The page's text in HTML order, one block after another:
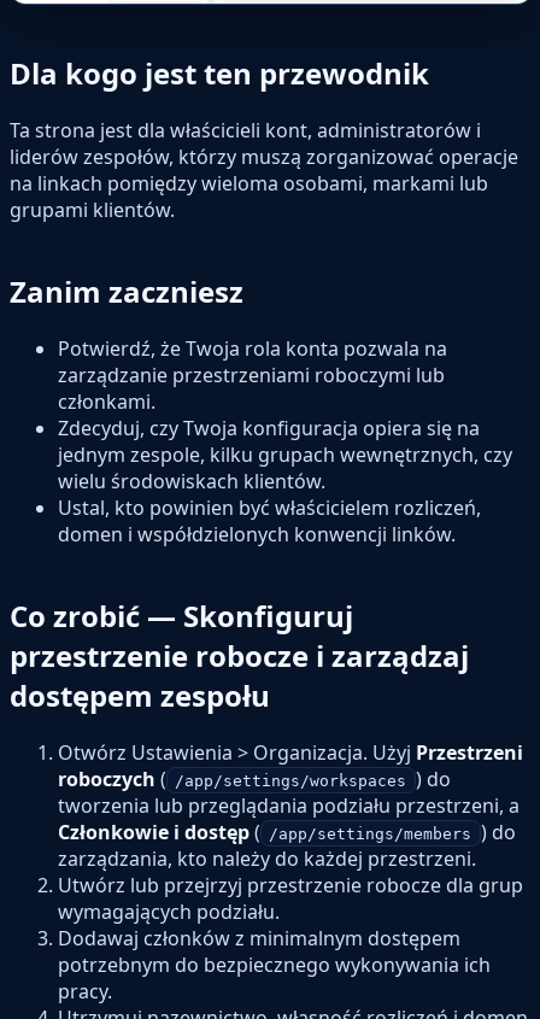
Dla kogo jest ten przewodnik
Ta strona jest dla właścicieli kont, administratorów i
liderów zespołów, którzy muszą zorganizować operacje
na linkach pomiędzy wieloma osobami, markami lub
grupami klientów.
Zanim zaczniesz
Potwierdź, że Twoja rola konta pozwala na
zarządzanie przestrzeniami roboczymi lub
członkami.
Zdecyduj, czy Twoja konfiguracja opiera się na
jednym zespole, kilku grupach wewnętrznych, czy
wielu środowiskach klientów.
Ustal, kto powinien być właścicielem rozliczeń,
domen i współdzielonych konwencji linków.
Co zrobić — Skonfiguruj
przestrzenie robocze i zarządzaj
dostępem zespołu
Otwórz Ustawienia > Organizacja. Użyj Przestrzeni
roboczych ( /app/settings/workspaces ) do
tworzenia lub przeglądania podziału przestrzeni, a
Członkowie i dostęp( /app/settings/members ) do
zarządzania, kto należy do każdej przestrzeni.
Utwórz lub przejrzyj przestrzenie robocze dla grup
wymagających podziału.
Dodawaj członków z minimalnym dostępem
potrzebnym do bezpiecznego wykonywania ich
pracy.